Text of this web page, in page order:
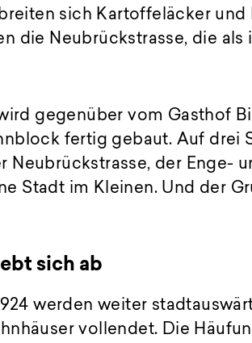
sich Kartoffeläcker und
die Neubrückstrasse, die
wird gegenüber vom Gasthof
fertig gebaut. Auf drei
Neubrückstrasse, der Enge-
Stadt im Kleinen. Und der
sich ab
werden weiter
vollendet. Die